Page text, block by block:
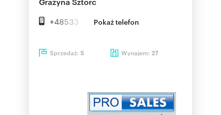
+48533 Pokaż telefon
Sprzedaż: 5 Wynajem: 27